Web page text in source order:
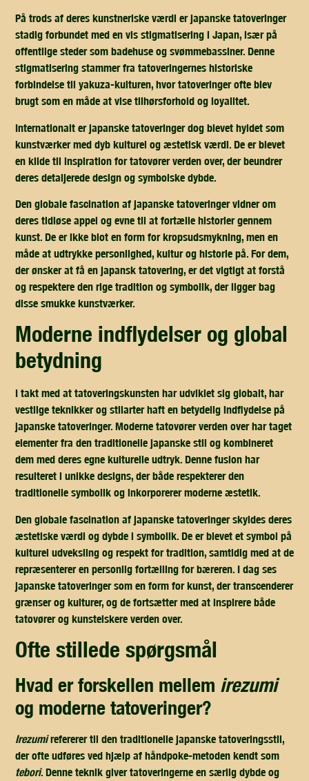
På trods af deres kunstneriske værdi er japanske tatoveringer
stadig forbundet med en vis stigmatisering i Japan, især på
offentlige steder som badehuse og svømmebassiner. Denne
stigmatisering stammer fra tatoveringernes historiske
forbindelse til yakuza-kulturen, hvor tatoveringer ofte blev
brugt som en måde at vise tilhørsforhold og loyalitet.
Internationalt er japanske tatoveringer dog blevet hyldet som
kunstværker med dyb kulturel og æstetisk værdi. De er blevet
en kilde til inspiration for tatovører verden over, der beundrer
deres detaljerede design og symbolske dybde.
Den globale fascination af japanske tatoveringer vidner om
deres tidløse appel og evne til at fortælle historier gennem
kunst. De er ikke blot en form for kropsudsmykning, men en
måde at udtrykke personlighed, kultur og historie på. For dem,
der ønsker at få en japansk tatovering, er det vigtigt at forstå
og respektere den rige tradition og symbolik, der ligger bag
disse smukke kunstværker.
moderne indflydelser og global
betydning
I takt med at tatoveringskunsten har udviklet sig globalt, har
vestlige teknikker og stilarter haft en betydelig indflydelse på
japanske tatoveringer. Moderne tatovører verden over har taget
elementer fra den traditionelle japanske stil og kombineret
dem med deres egne kulturelle udtryk. Denne fusion har
resulteret i unikke designs, der både respekterer den
traditionelle symbolik og inkorporerer moderne æstetik.
Den globale fascination af japanske tatoveringer skyldes deres
æstetiske værdi og dybde i symbolik. De er blevet et symbol på
kulturel udveksling og respekt for tradition, samtidig med at de
repræsenterer en personlig fortælling for bæreren. I dag ses
japanske tatoveringer som en form for kunst, der transcenderer
grænser og kulturer, og de fortsætter med at inspirere både
tatovører og kunstelskere verden over.
ofte stillede spørgsmål
hvad er forskellen mellem irezumi
og moderne tatoveringer?
Irezumirefererer til den traditionelle japanske tatoveringsstil,
der ofte udføres ved hjælp af håndpoke-metoden kendt som
tebori. Denne teknik giver tatoveringerne en særlig dybde og